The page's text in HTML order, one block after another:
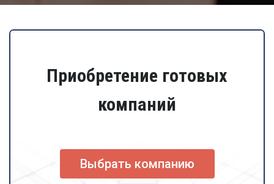
Приобретение готовых
компаний
Выбрать компанию